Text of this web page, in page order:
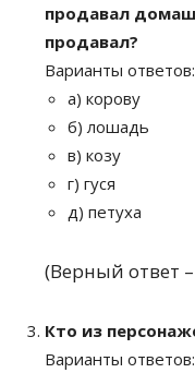
продавал
продавал?
Варианты ответов:
а) корову
б) лошадь
в) козу
г) гуся
д) петуха
(Верный ответ –
Кто из
Варианты ответов: